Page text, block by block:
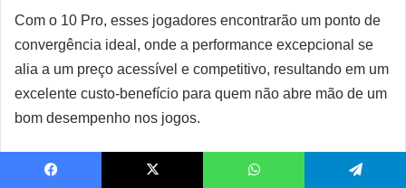
Com o 10 Pro, esses jogadores encontrarão um ponto de
convergência ideal, onde a performance excepcional se
alia a um preço acessível e competitivo, resultando em um
excelente custo-benefício para quem não abre mão de um
bom desempenho nos jogos.